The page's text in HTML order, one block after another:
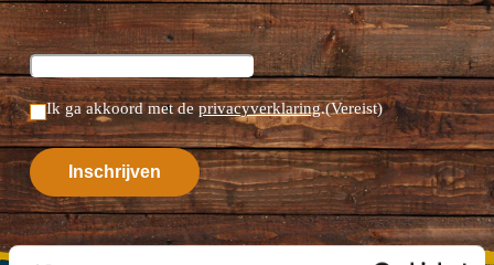
Ik ga akkoord met deprivacyverklaring.(Vereist)